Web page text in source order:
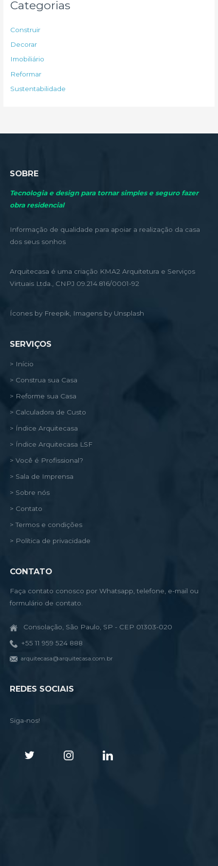
p
o
r
Categorias
Construir
Decorar
Imobiliário
Reformar
Sustentabilidade
SOBRE
Tecnologia e design para tornar simples e seguro fazer
obra residencial
Informação de qualidade para apoiar a realização da casa
dos seus sonhos
Arquitecasa é uma criação KMA2 Arquitetura e Serviços
Virtuais Ltda., CNPJ 09.214.816/0001-92
Ícones by Freepik, Imagens by Unsplash
SERVIÇOS
> Início
> Construa sua Casa
> Reforme sua Casa
> Calculadora de Custo
> Índice Arquitecasa
> Índice Arquitecasa LSF
> Você é Profissional?
> Sala de Imprensa
> Sobre nós
> Contato
> Termos e condições
> Política de privacidade
CONTATO
Faça contato conosco por Whatsapp, telefone, e-mail ou
formulário de contato.
Consolação, São Paulo, SP - CEP 01303-020
+55 11 959 524 888
arquitecasa@arquitecasa.com.br
REDES SOCIAIS
Siga-nos!